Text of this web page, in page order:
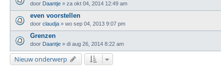
door Daantje » za okt 04, 2014 12:49 am
even voorstellen
door claudja » wo sep 04, 2013 9:07 pm
Grenzen
door Daantje » di aug 26, 2014 8:22 am
Nieuw onderwerp